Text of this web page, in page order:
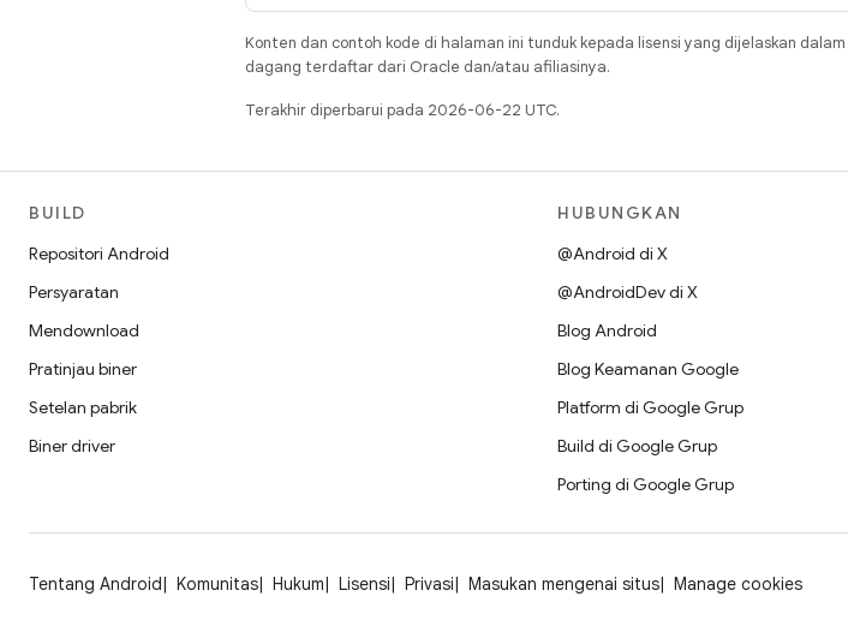
Konten dan contoh kode di halaman ini tunduk kepada lisensi yang dijelaskan dalam
dagang terdaftar dari Oracle dan/atau afiliasinya.
Terakhir diperbarui pada 2026-06-22 UTC.
BUILD
Repositori Android
Persyaratan
Mendownload
Pratinjau biner
Setelan pabrik
Biner driver
HUBUNGKAN
@Android di X
@AndroidDev di X
Blog Android
Blog Keamanan Google
Platform di Google Grup
Build di Google Grup
Porting di Google Grup
Tentang Android Komunitas Hukum Lisensi Privasi Masukan mengenai situs Manage cookies